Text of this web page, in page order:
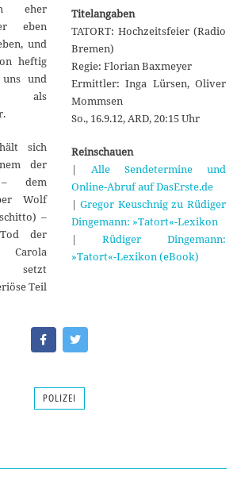
eher
eben
und
heftig
und
als
sich
der
dem
Wolf
–
der
setzt
Teil
Titelangaben
TATORT: Hochzeitsfeier (Radio
Bremen)
Regie: Florian Baxmeyer
Ermittler: Inga Lürsen, Oliver
Mommsen
So., 16.9.12, ARD, 20:15 Uhr
Reinschauen
| Alle Sendetermine und
Online-Abruf auf DasErste.de
| Gregor Keuschnig zu Rüdiger
Dingemann: »Tatort«-Lexikon
| Rüdiger Dingemann:
»Tatort«-Lexikon (eBook)
POLIZEI